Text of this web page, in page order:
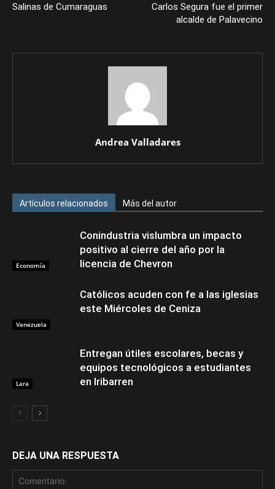
Salinas de Cumaraguas
Carlos Segura fue el primer
alcalde de Palavecino
Andrea Valladares
Artículos relacionados Más del autor
Economía
Conindustria vislumbra un impacto
positivo al cierre del año por la
licencia de Chevron
Venezuela
Católicos acuden con fe a las iglesias
este Miércoles de Ceniza
Lara
Entregan útiles escolares, becas y
equipos tecnológicos a estudiantes
en Iribarren
DEJA UNA RESPUESTA